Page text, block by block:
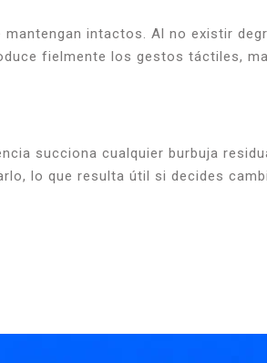
intactos. Al no existir
fielmente los gestos táctiles,
succiona cualquier burbuja
lo que resulta útil si decides